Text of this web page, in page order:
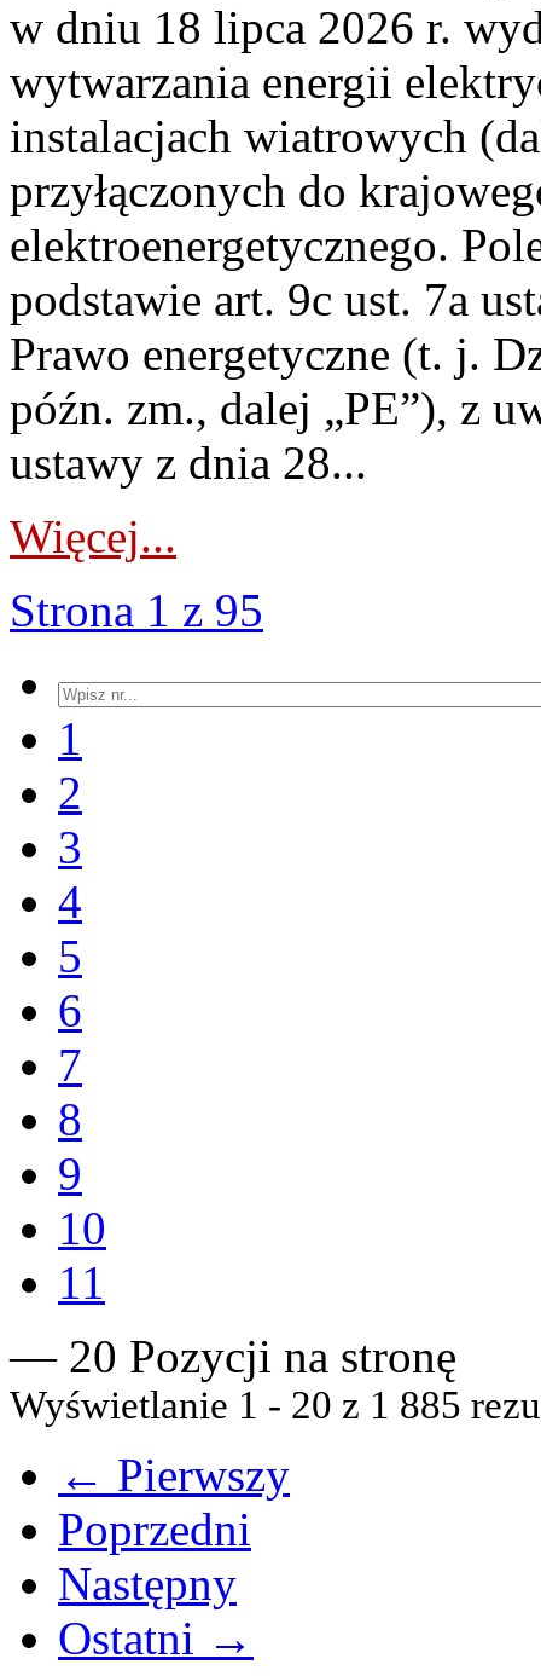
w dniu 18 lipca 2026 r.
wytwarzania energii
instalacjach wiatrowych
przyłączonych do
elektroenergetycznego.
podstawie art. 9c ust. 7a
Prawo energetyczne (t. j.
późn. zm., dalej „PE”), z
ustawy z dnia 28...
Więcej...
Strona 1 z 95
1
2
3
4
5
6
7
8
9
10
11
— 20 Pozycji na stronę
Wyświetlanie 1 - 20 z 1 885
← Pierwszy
Poprzedni
Następny
Ostatni →